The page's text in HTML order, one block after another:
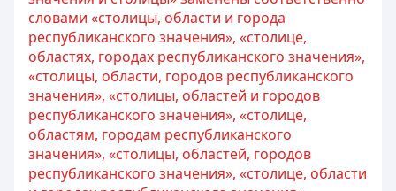
словами «столицы, области и города
республиканского значения», «столице,
областях, городах республиканского значения»,
«столицы, области, городов республиканского
значения», «столицы, областей и городов
республиканского значения», «столице,
областям, городам республиканского
значения», «столицы, областей, городов
республиканского значения», «столице, области